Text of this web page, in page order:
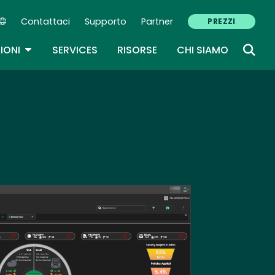
Secondary Navigation (IT)
Contattaci Supporto Partner PREZZI
TOGGLE DROPDOWN
SERVICES RISORSE CHI SIAMO